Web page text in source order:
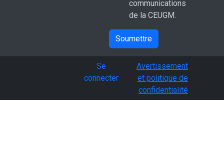
communications
de la CEUGM.
Soumettre
User account menu
Se
connecter
Avertissement
et politique de
confidentialité